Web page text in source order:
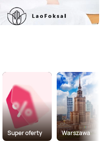
Super oferty Warszawa